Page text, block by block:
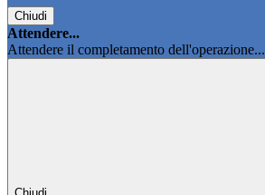
Chiudi
Attendere...
Attendere il completamento dell'operazione...